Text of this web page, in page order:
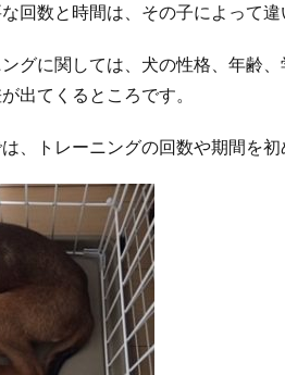
回数と時間は、その子によって違
グに関しては、犬の性格、年齢
出てくるところです。
、トレーニングの回数や期間を